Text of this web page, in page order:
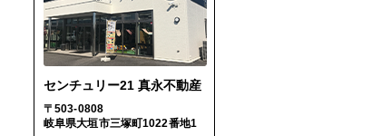
センチュリー21 真永不動産
〒503-0808
岐阜県大垣市三塚町1022番地1